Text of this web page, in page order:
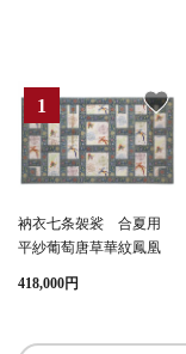
色衣・裳附
黒衣・直綴
白衣・色服
白帯・足袋
記念品・おつ
の
卓類・常香盤
灯明具・灯明
品
土香炉・香炉
きん・きん台
衲衣七条袈裟 合夏用
平紗葡萄唐草華紋鳳凰
418,000円
favorite